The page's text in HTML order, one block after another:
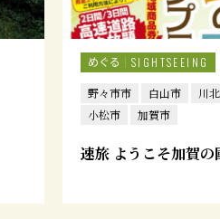
めぐる
SIGHTSEEING
野々市市
白山市 川
小松市
加賀市
速旅 ようこそ加賀